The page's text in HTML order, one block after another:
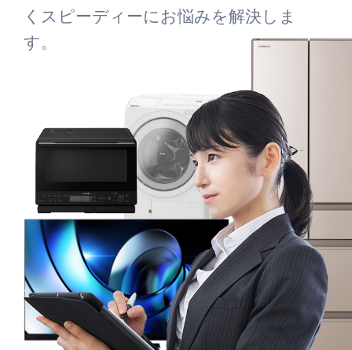
くスピーディーにお悩みを解決しま
す。